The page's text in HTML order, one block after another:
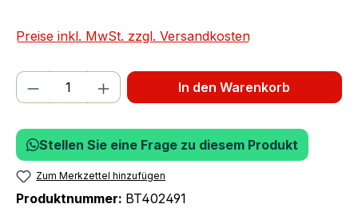
Preise inkl. MwSt. zzgl. Versandkosten
Produkt Anzahl: Gib den gewünschten
In den Warenkorb
Stellen Sie eine Frage zu diesem Produkt
Zum Merkzettel hinzufügen
Produktnummer: BT402491